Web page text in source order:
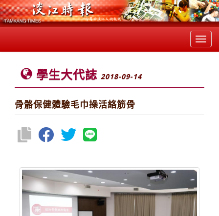
學生大代誌 2018-09-14
骨骼保健體驗毛巾操活絡筋骨